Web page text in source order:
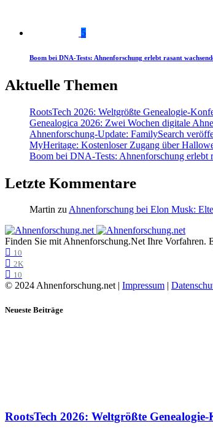
5
Boom bei DNA-Tests: Ahnenforschung erlebt rasant
Aktuelle Themen
RootsTech 2026: Weltgrößte Genealogie-
Genealogica 2026: Zwei Wochen digitale
Ahnenforschung-Update: FamilySearch
MyHeritage: Kostenloser Zugang über
Boom bei DNA-Tests: Ahnenforschung erlebt
Letzte Kommentare
Martin zuAhnenforschung bei Elon Musk:
Finden Sie mit Ahnenforschung.Net Ihre Vorfahren.
10
2K
10
© 2024 Ahnenforschung.net | Impressum
Neueste Beiträge
RootsTech 2026: Weltgrößte